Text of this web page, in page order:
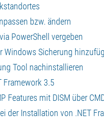
bzw. ändern
PowerShell vergeben
Windows Sicherung
Tool nachinstallieren
Framework 3.5
Features mit DISM über
der Installation von .NET